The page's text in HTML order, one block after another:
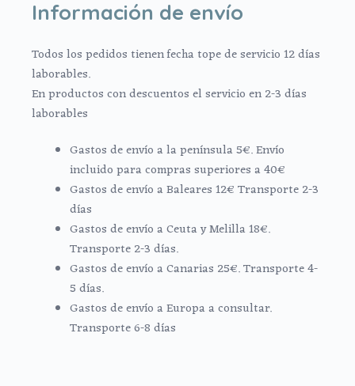
Información de envío
Todos los pedidos tienen fecha tope de servicio 12 días
laborables.
En productos con descuentos el servicio en 2-3 días
laborables
Gastos de envío a la península 5€. Envío
incluido para compras superiores a 40€
Gastos de envío a Baleares 12€ Transporte 2-3
días
Gastos de envío a Ceuta y Melilla 18€.
Transporte 2-3 días.
Gastos de envío a Canarias 25€. Transporte 4-
5 días.
Gastos de envío a Europa a consultar.
Transporte 6-8 días